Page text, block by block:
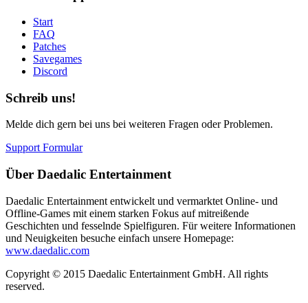
Start
FAQ
Patches
Savegames
Discord
Schreib uns!
Melde dich gern bei uns bei weiteren Fragen oder Problemen.
Support Formular
Über Daedalic Entertainment
Daedalic Entertainment entwickelt und vermarktet Online- und
Offline-Games mit einem starken Fokus auf mitreißende
Geschichten und fesselnde Spielfiguren. Für weitere Informationen
und Neuigkeiten besuche einfach unsere Homepage:
www.daedalic.com
Copyright © 2015 Daedalic Entertainment GmbH. All rights
reserved.